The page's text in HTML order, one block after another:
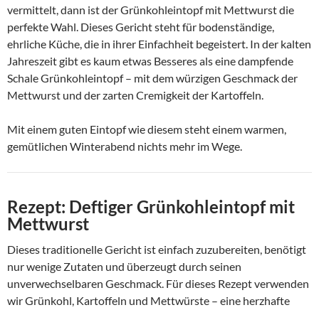
vermittelt, dann ist der Grünkohleintopf mit Mettwurst die
perfekte Wahl. Dieses Gericht steht für bodenständige,
ehrliche Küche, die in ihrer Einfachheit begeistert. In der kalten
Jahreszeit gibt es kaum etwas Besseres als eine dampfende
Schale Grünkohleintopf – mit dem würzigen Geschmack der
Mettwurst und der zarten Cremigkeit der Kartoffeln.
Mit einem guten Eintopf wie diesem steht einem warmen,
gemütlichen Winterabend nichts mehr im Wege.
Rezept: Deftiger Grünkohleintopf mit
Mettwurst
Dieses traditionelle Gericht ist einfach zuzubereiten, benötigt
nur wenige Zutaten und überzeugt durch seinen
unverwechselbaren Geschmack. Für dieses Rezept verwenden
wir Grünkohl, Kartoffeln und Mettwürste – eine herzhafte